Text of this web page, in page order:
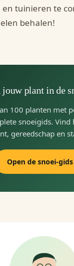
tuinieren te
behalen!
jouw plant in de
100 planten met
snoeigids. Vind
gereedschap en
Open de snoei-